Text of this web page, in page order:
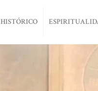
HISTÓRICO